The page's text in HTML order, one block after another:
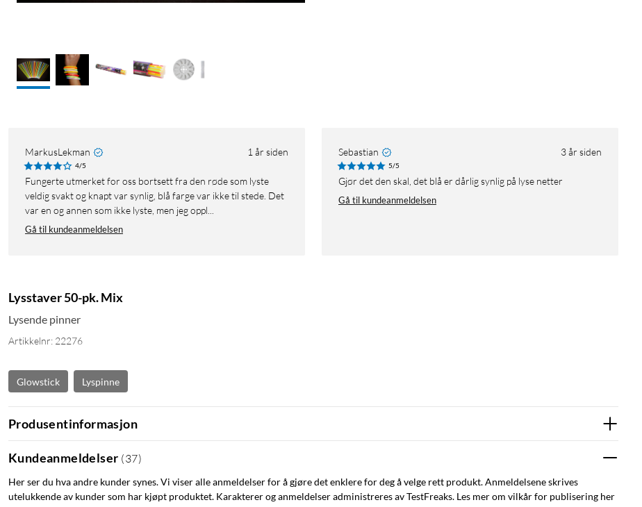
MarkusLekman 1 år siden
4/5
Fungerte utmerket for oss bortsett fra den røde som lyste
veldig svakt og knapt var synlig, blå farge var ikke til stede. Det
var en og annen som ikke lyste, men jeg oppl...
Gå til kundeanmeldelsen
Sebastian 3 år siden
5/5
Gjør det den skal, det blå er dårlig synlig på lyse netter
Gå til kundeanmeldelsen
Lysstaver 50-pk. Mix
Lysende pinner
Artikkelnr: 22276
Glowstick Lyspinne
Produsentinformasjon
Kundeanmeldelser (37)
Her ser du hva andre kunder synes. Vi viser alle anmeldelser for å gjøre det enklere for deg å velge rett produkt. Anmeldelsene skrives
utelukkende av kunder som har kjøpt produktet. Karakterer og anmeldelser administreres av TestFreaks. Les mer om vilkår for publisering her